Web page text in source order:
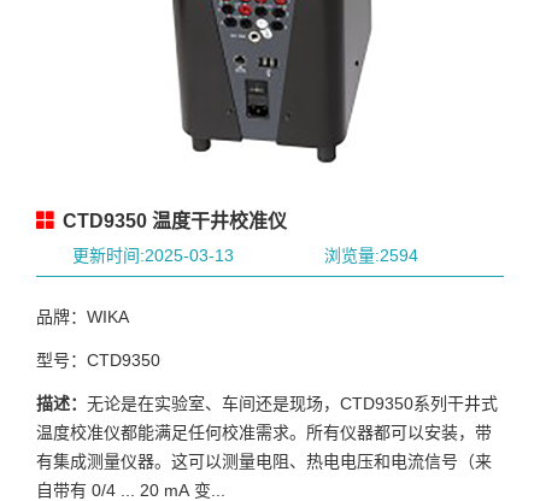
CTD9350 温度干井校准仪
更新时间:2025-03-13 浏览量:2594
品牌：WIKA
型号：CTD9350
描述： 无论是在实验室、车间还是现场，CTD9350系列干井式
温度校准仪都能满足任何校准需求。所有仪器都可以安装，带
有集成测量仪器。这可以测量电阻、热电电压和电流信号（来
自带有 0/4 ... 20 mA 变...